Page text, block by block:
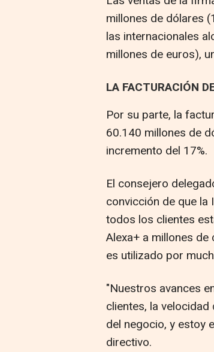
millones de dólares
las internacionales
millones de euros),
LA FACTURACIÓN
Por su parte, la
60.140 millones de
incremento del 17%.
El consejero
convicción de que la
todos los clientes
Alexa+ a millones
es utilizado por
"Nuestros avances
clientes, la
del negocio, y estoy
directivo.